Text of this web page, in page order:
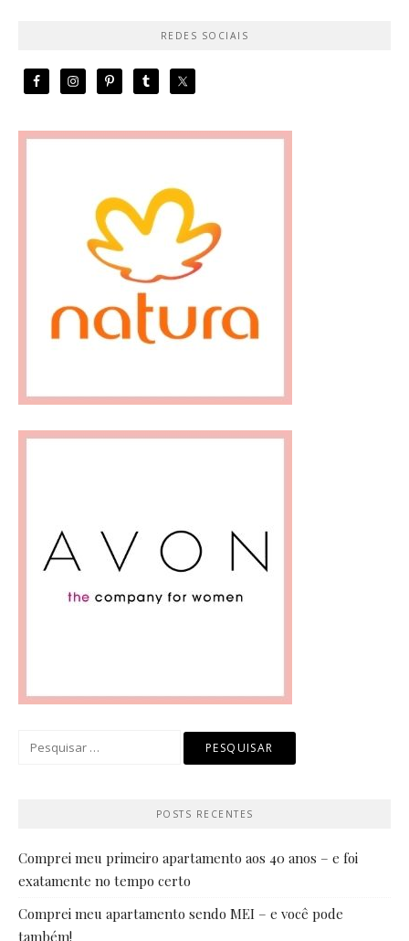
REDES SOCIAIS
POSTS RECENTES
Comprei meu primeiro apartamento aos 40 anos – e foi
exatamente no tempo certo
Comprei meu apartamento sendo MEI – e você pode
também!